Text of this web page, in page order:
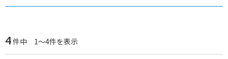
4件中 1～4件を表示